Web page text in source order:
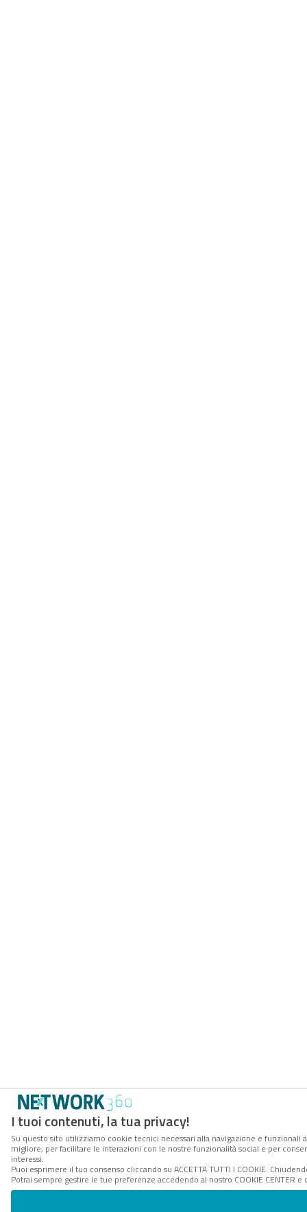
I tuoi contenuti, la tua privacy!
Su questo sito utilizziamo cookie tecnici necessari alla navigazione e
migliore, per facilitare le interazioni con le nostre funzionalità social e per
interessi.
Puoi esprimere il tuo consenso cliccando su ACCETTA TUTTI I COOKIE.
Potrai sempre gestire le tue preferenze accedendo al nostro COOKIE